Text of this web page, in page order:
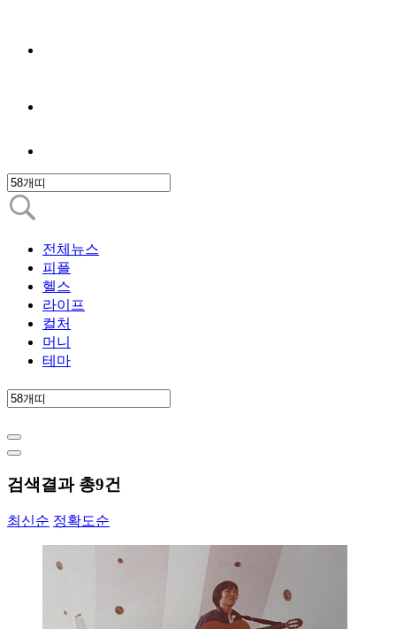
전체뉴스
피플
헬스
라이프
컬처
머니
테마
검색결과 총9건
최신순 정확도순